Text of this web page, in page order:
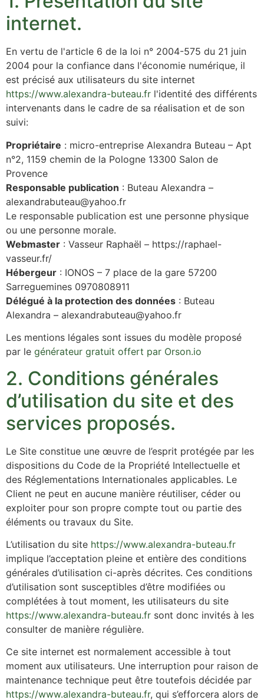
internet.
En vertu de l'article 6 de la loi n° 2004-575 du 21 juin
2004 pour la confiance dans l'économie numérique, il
est précisé aux utilisateurs du site internet
https://www.alexandra-buteau.fr l'identité des différents
intervenants dans le cadre de sa réalisation et de son
suivi:
Propriétaire : micro-entreprise Alexandra Buteau – Apt
n°2, 1159 chemin de la Pologne 13300 Salon de
Provence
Responsable publication : Buteau Alexandra –
alexandrabuteau@yahoo.fr
Le responsable publication est une personne physique
ou une personne morale.
Webmaster : Vasseur Raphaël – https://raphael-
vasseur.fr/
Hébergeur : IONOS – 7 place de la gare 57200
Sarreguemines 0970808911
Délégué à la protection des données : Buteau
Alexandra – alexandrabuteau@yahoo.fr
Les mentions légales sont issues du modèle proposé
par le générateur gratuit offert par Orson.io
2. Conditions générales
d’utilisation du site et des
services proposés.
Le Site constitue une œuvre de l’esprit protégée par les
dispositions du Code de la Propriété Intellectuelle et
des Réglementations Internationales applicables. Le
Client ne peut en aucune manière réutiliser, céder ou
exploiter pour son propre compte tout ou partie des
éléments ou travaux du Site.
L’utilisation du site https://www.alexandra-buteau.fr
implique l’acceptation pleine et entière des conditions
générales d’utilisation ci-après décrites. Ces conditions
d’utilisation sont susceptibles d’être modifiées ou
complétées à tout moment, les utilisateurs du site
https://www.alexandra-buteau.fr sont donc invités à les
consulter de manière régulière.
Ce site internet est normalement accessible à tout
moment aux utilisateurs. Une interruption pour raison de
maintenance technique peut être toutefois décidée par
https://www.alexandra-buteau.fr, qui s’efforcera alors de